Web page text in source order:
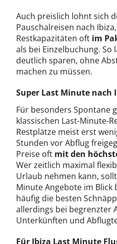
Auch preislich lohnt sich
Pauschalreisen nach
Restkapazitäten oft im
als bei Einzelbuchung. So
deutlich sparen, ohne
machen zu müssen.
Super Last Minute nach
Für besonders Spontane
klassischen Last-Minute-
Restplätze meist erst
Stunden vor Abflug
Preise oft mit den
Wer zeitlich maximal
Urlaub nehmen kann,
Minute Angebote im Blick
häufig die besten
allerdings bei begrenzter
Unterkünften und
Für Ibiza Last Minute